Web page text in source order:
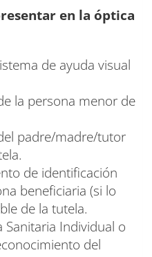
en la óptica
de ayuda visual
la persona menor de
padre/madre/tutor
de identificación
beneficiaria (si lo
de la tutela.
Sanitaria Individual o
del